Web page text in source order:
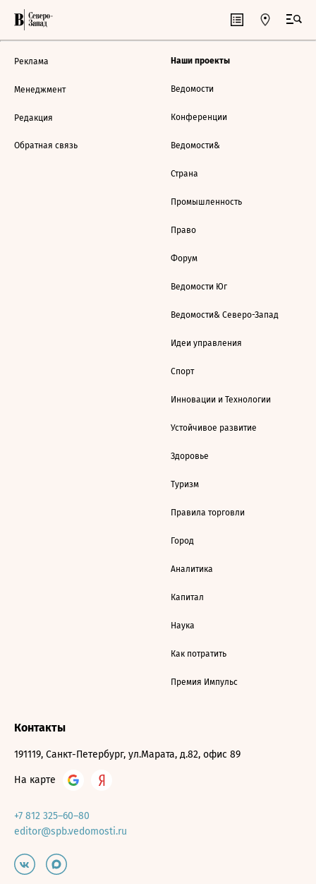
Реклама
Менеджмент
Редакция
Обратная связь
Наши проекты
Ведомости
Конференции
Ведомости&
Страна
Промышленность
Право
Форум
Ведомости Юг
Ведомости& Северо-Запад
Идеи управления
Спорт
Инновации и Технологии
Устойчивое развитие
Здоровье
Туризм
Правила торговли
Город
Аналитика
Капитал
Наука
Как потратить
Премия Импульс
Контакты
191119, Санкт-Петербург, ул.Марата, д.82, офис 89
На карте
+7 812 325–60–80
editor@spb.vedomosti.ru